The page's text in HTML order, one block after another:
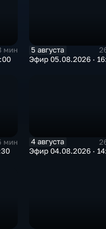
мин
5 августа
Эфир 05.08.2026 ·
мин
4 августа
Эфир 04.08.2026 ·